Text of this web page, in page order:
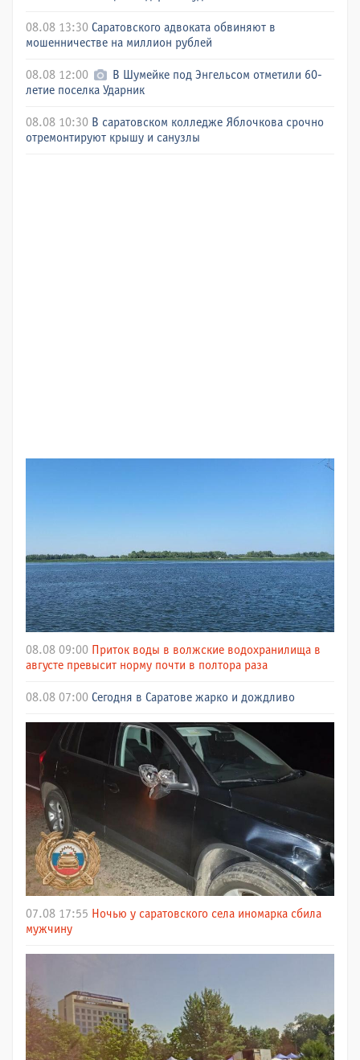
08.08 13:30 Саратовского адвоката обвиняют в
мошенничестве на миллион рублей
08.08 12:00
В Шумейке под Энгельсом отметили 60-
летие поселка Ударник
08.08 10:30 В саратовском колледже Яблочкова срочно
отремонтируют крышу и санузлы
08.08 09:00 Приток воды в волжские водохранилища в
августе превысит норму почти в полтора раза
08.08 07:00 Сегодня в Саратове жарко и дождливо
07.08 17:55 Ночью у саратовского села иномарка сбила
мужчину